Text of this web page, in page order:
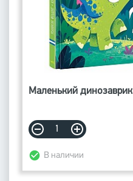
Маленький динозаврик
В наличии